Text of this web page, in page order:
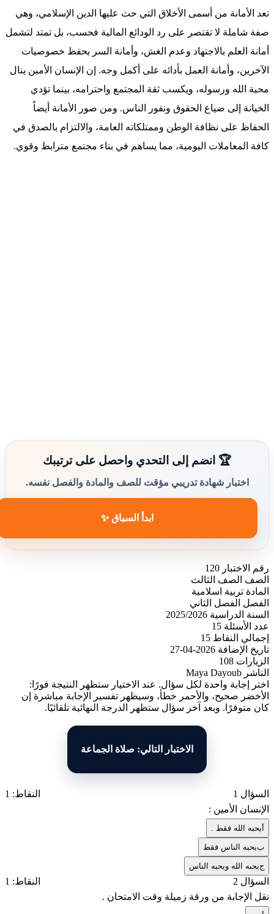
تعد الأمانة من أسمى الأخلاق التي حث عليها الدين الإسلامي، وهي
صفة شاملة لا تقتصر على رد الودائع المالية فحسب، بل تمتد لتشمل
أمانة العلم بالاجتهاد وعدم الغش، وأمانة السر بحفظ خصوصيات
الآخرين، وأمانة العمل بأدائه على أكمل وجه. إن الإنسان الأمين ينال
محبة الله ورسوله، ويكسب ثقة المجتمع واحترامه، بينما تؤدي
الخيانة إلى ضياع الحقوق ونفور الناس. ومن صور الأمانة أيضاً
الحفاظ على نظافة الوطن وممتلكاته العامة، والالتزام بالصدق في
كافة المعاملات اليومية، مما يساهم في بناء مجتمع مترابط وقوي.
🏆 انضم إلى التحدي واحصل على ترتيبك
اختبار شهادة تدريبي مؤقت للصف والمادة والفصل نفسه.
ابدأ السباق ✨
رقم الاختبار 120
الصف
الصف الثالث
المادة تربية اسلامية
الفصل
الفصل الثاني
السنة الدراسية 2025/2026
عدد الأسئلة 15
إجمالي النقاط 15
تاريخ الإضافة 2026-04-27
الزيارات 108
الناشر Maya Dayoub
اختر إجابة واحدة لكل سؤال. عند الاختيار ستظهر النتيجة فورًا:
الأخضر صحيح، والأحمر خطأ، وسيظهر تفسير الإجابة مباشرة إن
كان متوفرًا. وبعد آخر سؤال ستظهر الدرجة النهائية تلقائيًا.
الاختبار التالي: صلاة الجماعة
السؤال 1
النقاط: 1
الإنسان الأمين :
يحبه الله فقط .
بيحبه الناس فقط
جيحبه الله ويحبه الناس
السؤال 2
النقاط: 1
نقل الإجابة من ورقة زميلة وقت الامتحان .